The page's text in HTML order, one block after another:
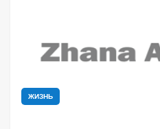
ЖИЗНЬ